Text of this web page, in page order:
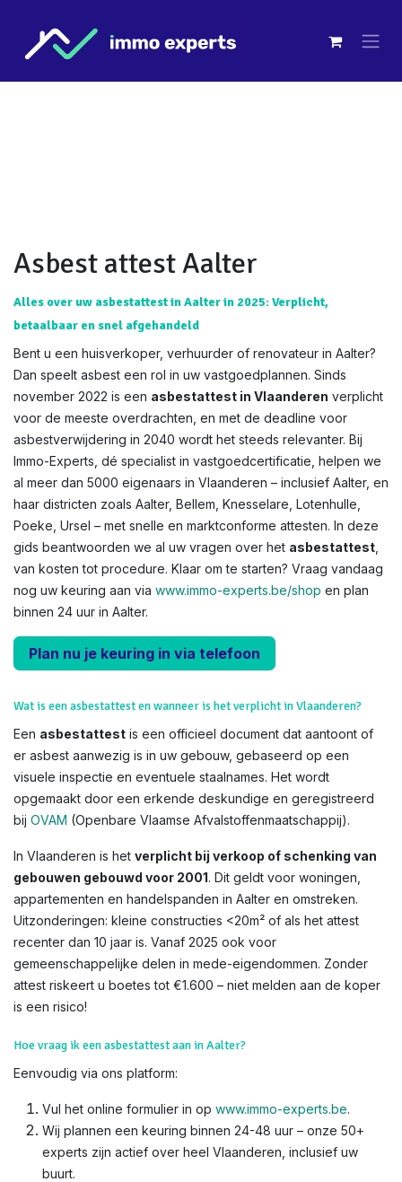
Asbest attest Aalter
Alles over uw asbestattest in Aalter in 2025: Verplicht,
betaalbaar en snel afgehandeld
Bent u een huisverkoper, verhuurder of renovateur in Aalter?
Dan speelt asbest een rol in uw vastgoedplannen. Sinds
november 2022 is een asbestattest in Vlaanderen verplicht
voor de meeste overdrachten, en met de deadline voor
asbestverwijdering in 2040 wordt het steeds relevanter. Bij
Immo-Experts, dé specialist in vastgoedcertificatie, helpen we
al meer dan 5000 eigenaars in Vlaanderen – inclusief Aalter, en
haar districten zoals Aalter, Bellem, Knesselare, Lotenhulle,
Poeke, Ursel – met snelle en marktconforme attesten. In deze
gids beantwoorden we al uw vragen over het asbestattest
van kosten tot procedure. Klaar om te starten? Vraag vandaag
nog uw keuring aan via www.immo-experts.be/shop en plan
binnen 24 uur in Aalter.
Plan nu je keuring in via telefoon
Wat is een asbestattest en wanneer is het verplicht in Vlaanderen?
Een asbestattest is een officieel document dat aantoont of
er asbest aanwezig is in uw gebouw, gebaseerd op een
visuele inspectie en eventuele staalnames. Het wordt
opgemaakt door een erkende deskundige en geregistreerd
bij OVAM (Openbare Vlaamse Afvalstoffenmaatschappij).
In Vlaanderen is het verplicht bij verkoop of schenking van
gebouwen gebouwd voor 2001. Dit geldt voor woningen,
appartementen en handelspanden in Aalter en omstreken.
Uitzonderingen: kleine constructies <20m² of als het attest
recenter dan 10 jaar is. Vanaf 2025 ook voor
gemeenschappelijke delen in mede-eigendommen. Zonder
attest riskeert u boetes tot €1.600 – niet melden aan de koper
is een risico!​
Hoe vraag ik een asbestattest aan in Aalter?
Eenvoudig via ons platform:
Vul het online formulier in op www.immo-experts.be.
Wij plannen een keuring binnen 24-48 uur – onze 50+
experts zijn actief over heel Vlaanderen, inclusief uw
buurt.